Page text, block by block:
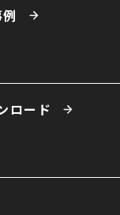
エコロジー施設
ロード